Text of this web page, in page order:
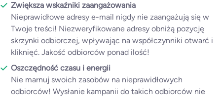
Zwiększa wskaźniki zaangażowania
Nieprawidłowe adresy e-mail nigdy nie zaangażują się w
Twoje treści! Niezweryfikowane adresy obniżą pozycję
skrzynki odbiorczej, wpływając na współczynniki otwarć i
kliknięć. Jakość odbiorców ponad ilość!
Oszczędność czasu i energii
Nie marnuj swoich zasobów na nieprawidłowych
odbiorców! Wysłanie kampanii do takich odbiorców nie